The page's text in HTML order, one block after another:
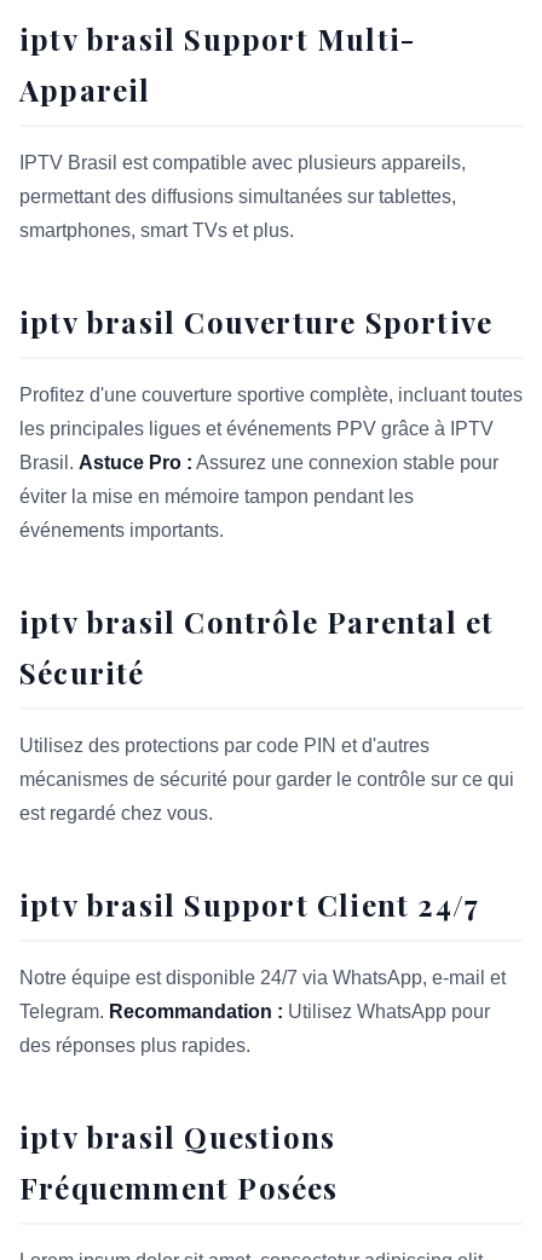
iptv brasil Support Multi-
Appareil
IPTV Brasil est compatible avec plusieurs appareils,
permettant des diffusions simultanées sur tablettes,
smartphones, smart TVs et plus.
iptv brasil Couverture Sportive
Profitez d'une couverture sportive complète, incluant toutes
les principales ligues et événements PPV grâce à IPTV
Brasil. Astuce Pro : Assurez une connexion stable pour
éviter la mise en mémoire tampon pendant les
événements importants.
iptv brasil Contrôle Parental et
Sécurité
Utilisez des protections par code PIN et d'autres
mécanismes de sécurité pour garder le contrôle sur ce qui
est regardé chez vous.
iptv brasil Support Client 24/7
Notre équipe est disponible 24/7 via WhatsApp, e-mail et
Telegram. Recommandation : Utilisez WhatsApp pour
des réponses plus rapides.
iptv brasil Questions
Fréquemment Posées